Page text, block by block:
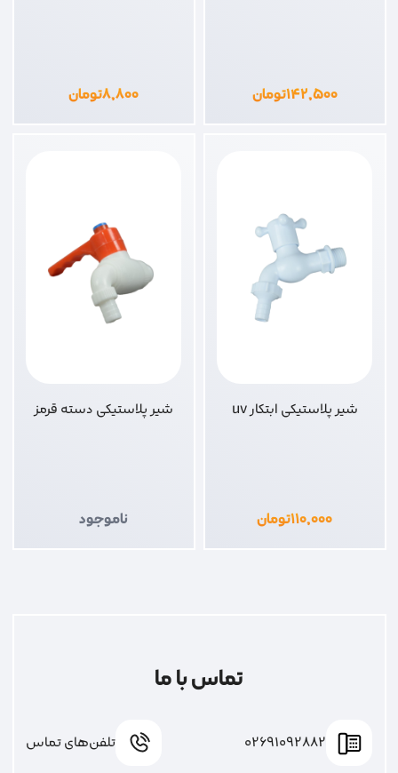
۱۴۲,۵۰۰تومان ۸,۸۰۰تومان
شیر پلاستیکی ابتکار uv
۱۱۰,۰۰۰تومان
شیر پلاستیکی دسته قرمز
ناموجود
تماس با ما
02691092882 تلفن‌های تماس